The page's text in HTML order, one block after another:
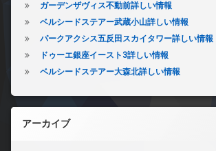
ガーデンザヴィス不動前詳しい情報
ベルシードステアー武蔵小山詳しい情報
パークアクシス五反田スカイタワー詳しい情報
ドゥーエ銀座イースト3詳しい情報
ベルシードステアー大森北詳しい情報
アーカイブ